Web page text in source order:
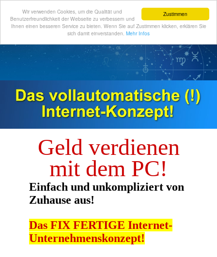
Zustimmen
Wir verwenden Cookies, um die Qualität und
Benutzerfreundlichkeit der Webseite zu verbessern und
Ihnen einen besseren Service zu bieten. Wenn Sie auf Zustimmen klicken, erklären Sie
sich damit einverstanden. Mehr Infos
Geld verdienen
mit dem PC!
Einfach und unkompliziert von
Zuhause aus!
Das FIX FERTIGE Internet-
Unternehmenskonzept!